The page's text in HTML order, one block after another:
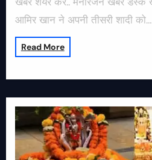
आमिर खान ने अपनी तीसरी शादी को…
Read More